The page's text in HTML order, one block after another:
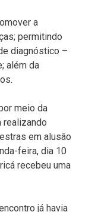
a
permitindo
diagnóstico –
além da
meio da
realizando
em alusão
feira, dia 10
recebeu uma
já havia